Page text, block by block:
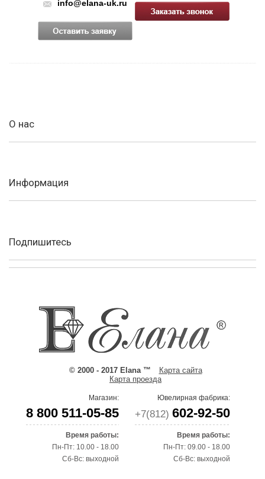
info@elana-uk.ru
О нас
Информация
Подпишитесь
© 2000 - 2017 Elana ™
Карта сайта
Карта проезда
Магазин:
8 800 511-05-85
Время работы:
Пн-Пт: 10.00 - 18.00
Сб-Вс: выходной
Ювелирная фабрика:
+7(812) 602-92-50
Время работы:
Пн-Пт: 09.00 - 18.00
Сб-Вс: выходной